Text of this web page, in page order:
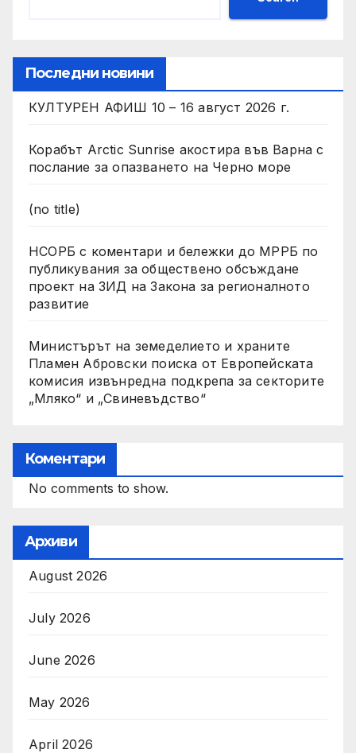
Последни новини
КУЛТУРЕН АФИШ 10 – 16 август 2026 г.
Корабът Arctic Sunrise акостира във Варна с
послание за опазването на Черно море
(no title)
НСОРБ с коментари и бележки до МРРБ по
публикувания за обществено обсъждане
проект на ЗИД на Закона за регионалното
развитие
Министърът на земеделието и храните
Пламен Абровски поиска от Европейската
комисия извънредна подкрепа за секторите
„Мляко“ и „Свиневъдство“
Коментари
No comments to show.
Архиви
August 2026
July 2026
June 2026
May 2026
April 2026